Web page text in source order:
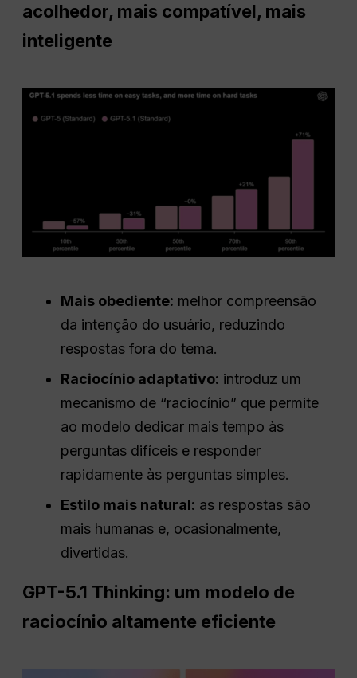
acolhedor, mais compatível, mais
inteligente
Mais obediente: melhor compreensão
da intenção do usuário, reduzindo
respostas fora do tema.
Raciocínio adaptativo: introduz um
mecanismo de “raciocínio” que permite
ao modelo dedicar mais tempo às
perguntas difíceis e responder
rapidamente às perguntas simples.
Estilo mais natural: as respostas são
mais humanas e, ocasionalmente,
divertidas.
GPT-5.1 Thinking: um modelo de
raciocínio altamente eficiente